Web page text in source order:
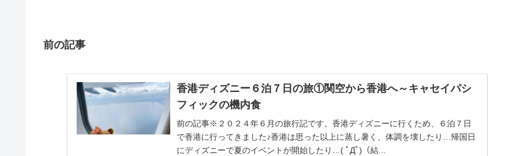
前の記事
香港ディズニー６泊７日の旅①関空から香港へ～キャセイパシ
フィックの機内食
前の記事※２０２４年６月の旅行記です。香港ディズニーに行くため、６泊７日
で香港に行ってきました♪香港は思った以上に蒸し暑く、体調を壊したり…帰国日
にディズニーで夏のイベントが開始したり…( ﾟДﾟ)（結...